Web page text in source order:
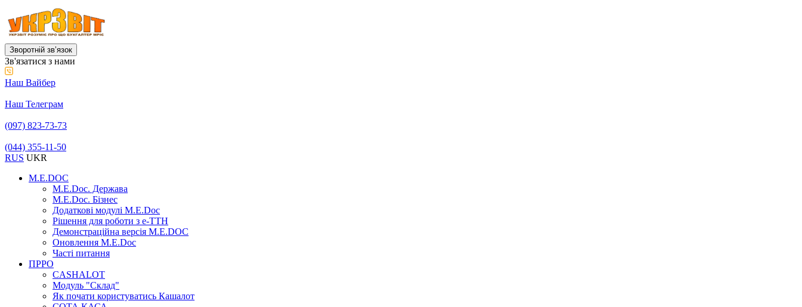
Зворотній звʼязок
Зв'язатися з нами
Наш Вайбер
Наш Телеграм
(097) 823-73-73
(044) 355-11-50
RUS UKR
M.E.DOC
M.E.Doc. Держава
M.E.Doc. Бізнес
Додаткові модулі M.E.Doc
Рішення для роботи з е-ТТН
Демонстраційна версія M.E.DOC
Оновлення M.E.Doc
Часті питання
ПРРО
CASHALOT
Модуль "Склад"
Як почати користуватись Кашалот